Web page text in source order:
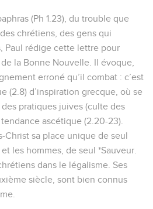
vous avez entendu parler de la
ce qu’elle est
compagnon de service, qui vous
; il travaille pour vous comme un
que l’Esprit Saint vous a
pas de prier pour vous,
entendu parler de vous. Nous
faire connaître pleinement sa
et l’intelligence que donne